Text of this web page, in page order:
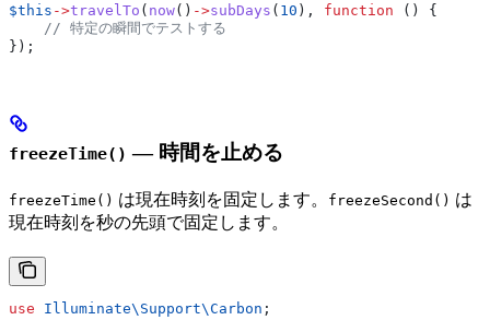
$this ->travelTo ( now() ->subDays ( 10 ), function () {
    // 特定の瞬間でテストする
});
freezeTime() — 時間を止める
freezeTime() は現在時刻を固定します。 freezeSecond() は
現在時刻を秒の先頭で固定します。
use Illuminate\Support\Carbon ;